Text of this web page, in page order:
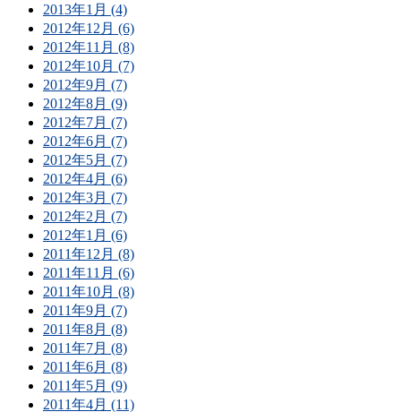
2013年1月 (4)
2012年12月 (6)
2012年11月 (8)
2012年10月 (7)
2012年9月 (7)
2012年8月 (9)
2012年7月 (7)
2012年6月 (7)
2012年5月 (7)
2012年4月 (6)
2012年3月 (7)
2012年2月 (7)
2012年1月 (6)
2011年12月 (8)
2011年11月 (6)
2011年10月 (8)
2011年9月 (7)
2011年8月 (8)
2011年7月 (8)
2011年6月 (8)
2011年5月 (9)
2011年4月 (11)